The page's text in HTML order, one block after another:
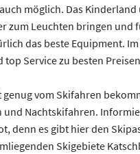
möglich. Das
zum Leuchten bringen und
das beste Equipment.
Service zu besten
vom Skifahren
und Nachtskifahren.
denn es gibt hier den
Skigebiete